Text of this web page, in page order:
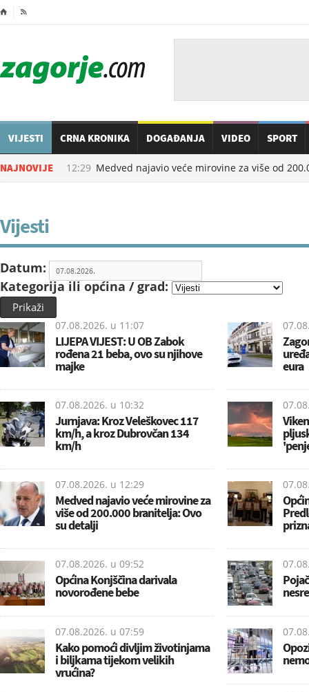
⌂ 
VIJESTI CRNA KRONIKA DOGAĐANJA VIDEO SPORT
NAJNOVIJE
u 12:29 Medved najavio veće mirovine za više od
Vijesti
Datum:
Kategorija ili općina / grad:
Prikaži
07.08.2026. u 11:07
LIJEPA VIJEST: U OB Zabok
rođena 21 beba, ovo su njihove
majke
07.08.2026. u 10:32
Jurnjava: Kroz Veleškovec 117
km/h, a kroz Dubrovčan 134
km/h
07.08.2026. u 12:29
Medved najavio veće mirovine za
više od 200.000 branitelja: Ovo
su detalji
07.08.2026. u 09:52
Općina Konjščina darivala
novorođene bebe
07.08.2026. u 07:59
Kako pomoći divljim životinjama
i biljkama tijekom velikih
vrućina?
eura